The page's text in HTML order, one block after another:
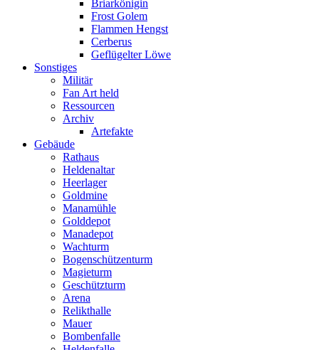
Briarkönigin
Frost Golem
Flammen Hengst
Cerberus
Geflügelter Löwe
Sonstiges
Militär
Fan Art held
Ressourcen
Archiv
Artefakte
Gebäude
Rathaus
Heldenaltar
Heerlager
Goldmine
Manamühle
Golddepot
Manadepot
Wachturm
Bogenschützenturm
Magieturm
Geschützturm
Arena
Relikthalle
Mauer
Bombenfalle